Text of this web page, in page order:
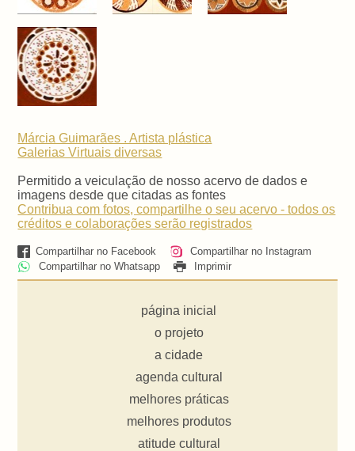
Márcia Guimarães . Artista plástica
Galerias Virtuaisdiversas
Permitido a veiculação de nosso acervo de dados e
imagens desde que citadas as fontes
Contribua com fotos, compartilhe o seu acervo - todos os
créditos e colaborações serão registrados
Compartilhar no Facebook
Compartilhar no Instagram
Compartilhar no Whatsapp
Imprimir
página inicial
o projeto
a cidade
agenda cultural
melhores práticas
melhores produtos
atitude cultural